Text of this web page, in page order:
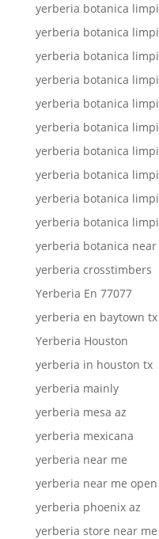
yerberia botanica
yerberia botanica
yerberia botanica
yerberia botanica
yerberia botanica
yerberia botanica
yerberia botanica
yerberia botanica
yerberia botanica
yerberia botanica
yerberia botanica near
yerberia crosstimbers
Yerberia En 77077
yerberia en baytown tx
Yerberia Houston
yerberia in houston tx
yerberia mainly
yerberia mesa az
yerberia mexicana
yerberia near me
yerberia near me
yerberia phoenix az
yerberia store near me